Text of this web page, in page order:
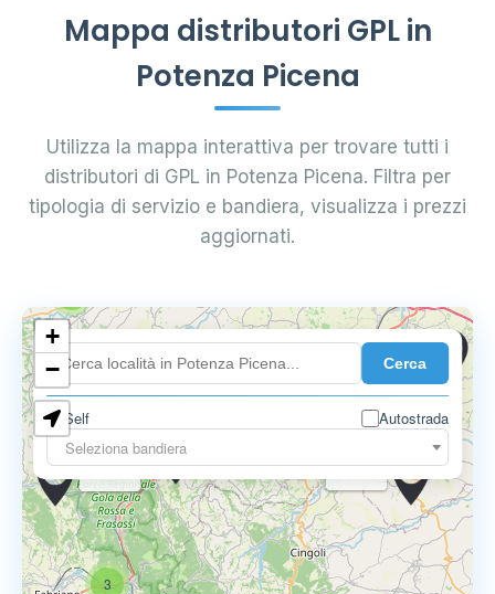
Mappa distributori GPL in
Potenza Picena
Utilizza la mappa interattiva per trovare tutti i
distributori di GPL in Potenza Picena. Filtra per
tipologia di servizio e bandiera, visualizza i prezzi
aggiornati.
Cerca
Self
Autostrada
Seleziona bandiera
3
0.749 €
0.799 €
0.799 €
+
−